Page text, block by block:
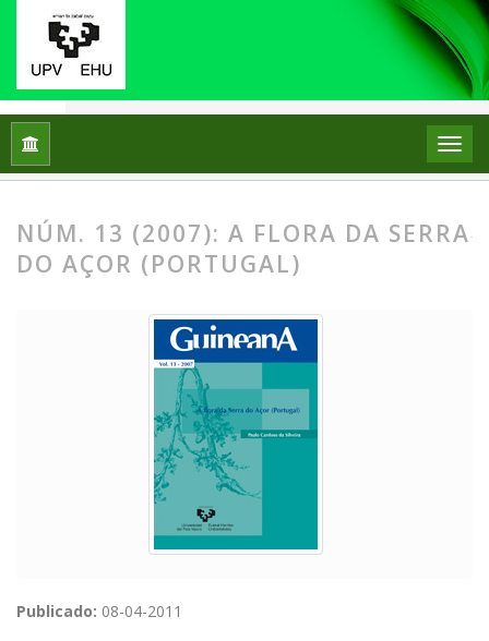
Inicio Núm. 13 (2007): A flora da Serra do Açor
NÚM. 13 (2007): A FLORA DA SERRA
DO AÇOR (PORTUGAL)
Publicado: 08-04-2011